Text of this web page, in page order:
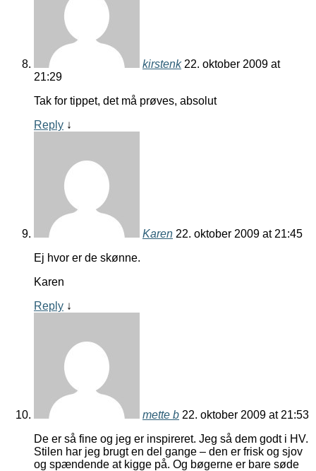
kirstenk 22. oktober 2009 at
21:29
Tak for tippet, det må prøves, absolut
Reply ↓
Karen 22. oktober 2009 at 21:45
Ej hvor er de skønne.
Karen
Reply ↓
mette b 22. oktober 2009 at 21:53
De er så fine og jeg er inspireret. Jeg så dem godt i HV.
Stilen har jeg brugt en del gange – den er frisk og sjov
og spændende at kigge på. Og bøgerne er bare søde